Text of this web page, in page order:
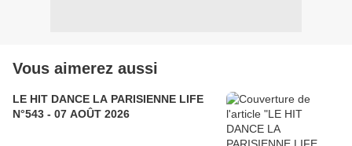
Vous aimerez aussi
LE HIT DANCE LA PARISIENNE LIFE
N°543 - 07 AOÛT 2026